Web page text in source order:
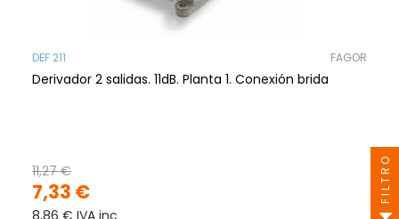
DEF 211 FAGOR
Derivador 2 salidas. 11dB. Planta 1. Conexión brida
7,33 €
11,27 € FILTRO